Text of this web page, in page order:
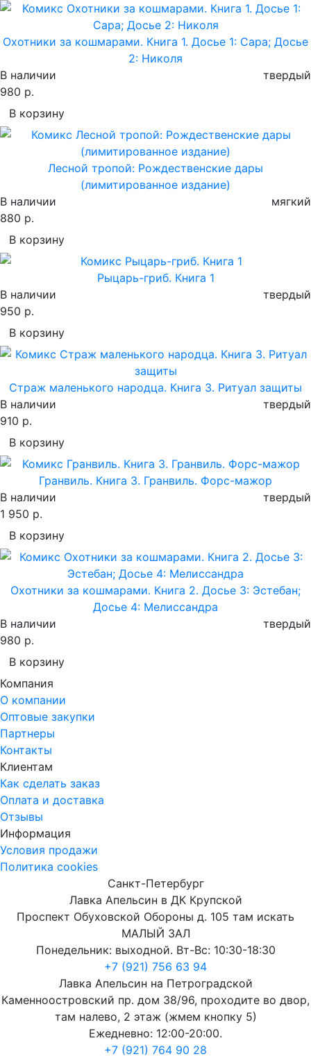
Охотники за кошмарами. Книга 1. Досье 1: Сара; Досье
2: Николя
В наличии
твердый
980 р.
В корзину
Лесной тропой: Рождественские дары
(лимитированное издание)
В наличии
мягкий
880 р.
В корзину
Рыцарь-гриб. Книга 1
В наличии
твердый
950 р.
В корзину
Страж маленького народца. Книга 3. Ритуал защиты
В наличии
твердый
910 р.
В корзину
Гранвиль. Книга 3. Гранвиль. Форс-мажор
В наличии
твердый
1 950 р.
В корзину
Охотники за кошмарами. Книга 2. Досье 3: Эстебан;
Досье 4: Мелиссандра
В наличии
твердый
980 р.
В корзину
Компания
О компании
Оптовые закупки
Партнеры
Контакты
Клиентам
Как сделать заказ
Оплата и доставка
Отзывы
Информация
Условия продажи
Политика cookies
Санкт-Петербург
Лавка Апельсин в ДК Крупской
Проспект Обуховской Обороны д. 105 там искать
МАЛЫЙ ЗАЛ
Понедельник: выходной. Вт-Вс: 10:30-18:30
+7 (921) 756 63 94
Лавка Апельсин на Петроградской
Каменноостровский пр. дом 38/96, проходите во двор,
там налево, 2 этаж (жмем кнопку 5)
Ежедневно: 12:00-20:00.
+7 (921) 764 90 28